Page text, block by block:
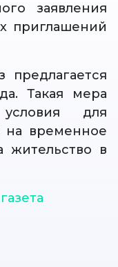
заявления
приглашений
предлагается
Такая мера
для
на временное
жительство в